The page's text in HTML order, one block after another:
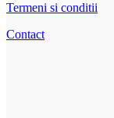
Termeni si conditii
Contact